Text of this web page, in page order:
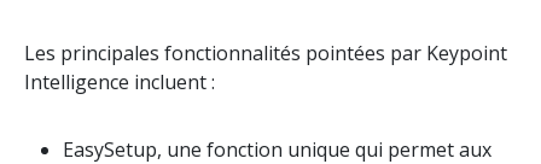
Les principales fonctionnalités pointées par Keypoint
Intelligence incluent :
EasySetup, une fonction unique qui permet aux